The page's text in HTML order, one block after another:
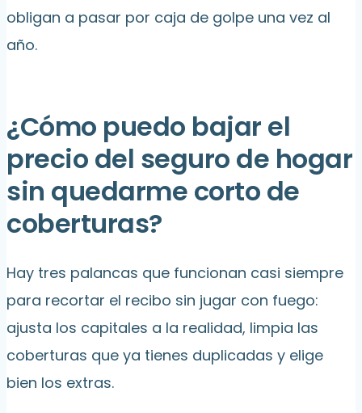
obligan a pasar por caja de golpe una vez al
año.
¿Cómo puedo bajar el
precio del seguro de hogar
sin quedarme corto de
coberturas?
Hay tres palancas que funcionan casi siempre
para recortar el recibo sin jugar con fuego:
ajusta los capitales a la realidad, limpia las
coberturas que ya tienes duplicadas y elige
bien los extras.